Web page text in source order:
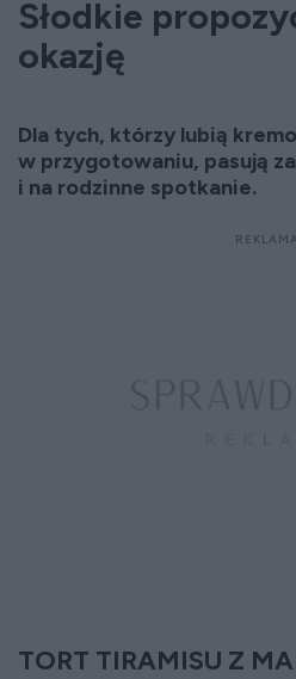
Słodkie
okazję
Dla tych, którzy lubią
w przygotowaniu, pasują
i na rodzinne spotkanie.
TORT TIRAMISU Z